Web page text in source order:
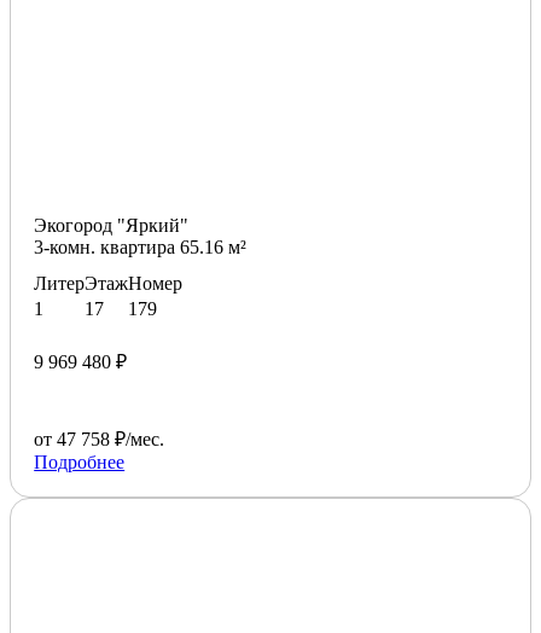
Экогород "Яркий"
3-комн. квартира 65.16 м²
Литер
1
Этаж
17
Номер
179
9 969 480 ₽
от 47 758 ₽/мес.
Подробнее